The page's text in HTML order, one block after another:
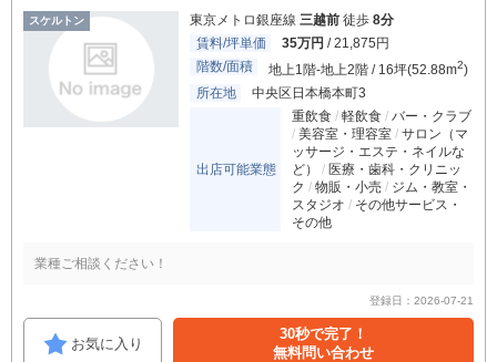
スケルトン 東京メトロ銀座線 三越前 徒歩 8分
賃料/坪単価
35万円 / 21,875円
階数/面積
地上1階-地上2階 / 16坪(52.88m2)
所在地
中央区日本橋本町3
出店可能業態
重飲食 軽飲食
バー・クラブ
美容室・理容室
サロン（マ
ッサージ・エステ・ネイルな
ど）
医療・歯科・クリニッ
ク
物販・小売
ジム・教室・
スタジオ
その他サービス・
その他
業種ご相談ください！
登録日：2026-07-21
お気に入り
30秒で完了！
無料問い合わせ